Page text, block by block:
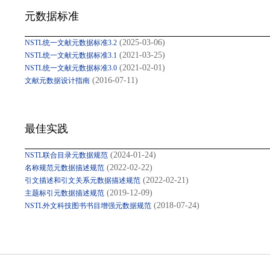
元数据标准
NSTL统一文献元数据标准3.2 (2025-03-06)
NSTL统一文献元数据标准3.1 (2021-03-25)
NSTL统一文献元数据标准3.0 (2021-02-01)
文献元数据设计指南 (2016-07-11)
最佳实践
NSTL联合目录元数据规范 (2024-01-24)
名称规范元数据描述规范 (2022-02-22)
引文描述和引文关系元数据描述规范 (2022-02-21)
主题标引元数据描述规范 (2019-12-09)
NSTL外文科技图书书目增强元数据规范 (2018-07-24)